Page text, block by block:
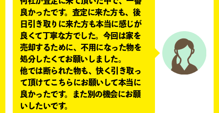
良かったです。査定に来た方も、後
日引き取りに来た方も本当に感じが
良くて丁寧な方でした。今回は家を
売却するために、不用になった物を
処分したくてお願いしました。
他では断られた物も、快く引き取っ
て頂けてこちらにお願いして本当に
良かったです。また別の機会にお願
いしたいです。